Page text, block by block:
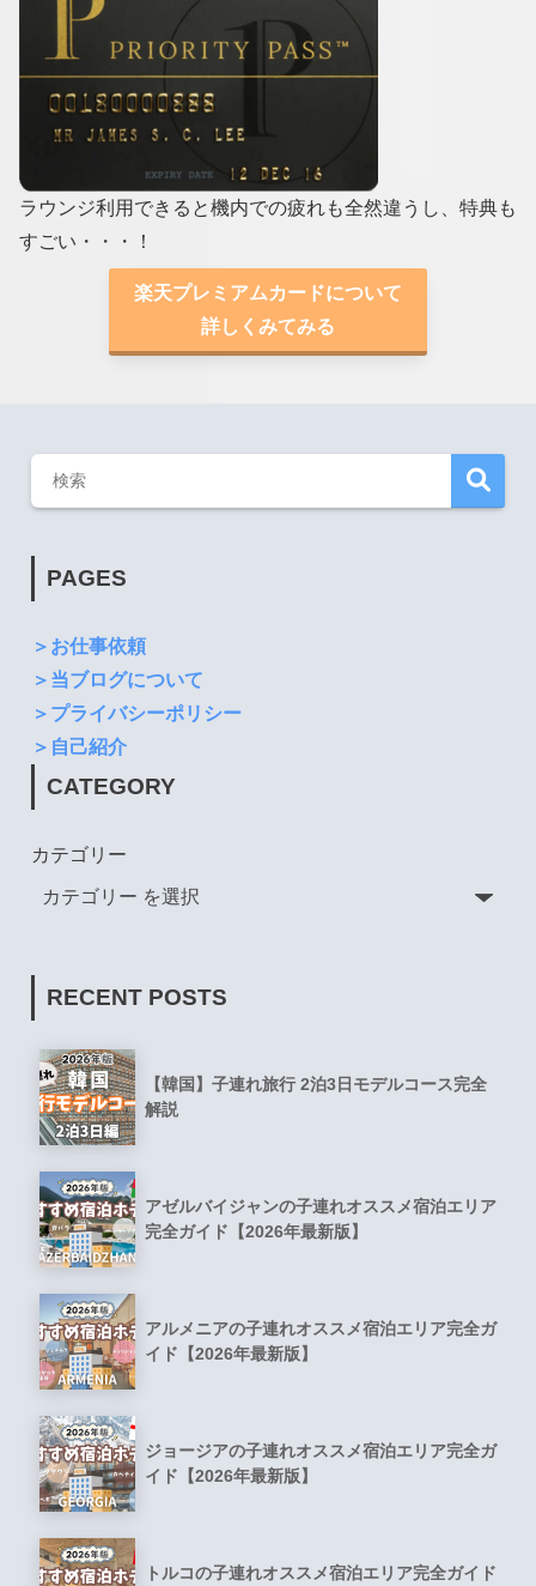
ラウンジ利用できると機内での疲れも全然違うし、特典も
すごい・・・！
楽天プレミアムカードについて
詳しくみてみる
PAGES
＞お仕事依頼
＞当ブログについて
＞プライバシーポリシー
＞自己紹介
CATEGORY
カテゴリー
RECENT POSTS
【韓国】子連れ旅行 2泊3日モデルコース完全
解説
アゼルバイジャンの子連れオススメ宿泊エリア
完全ガイド【2026年最新版】
アルメニアの子連れオススメ宿泊エリア完全ガ
イド【2026年最新版】
ジョージアの子連れオススメ宿泊エリア完全ガ
イド【2026年最新版】
トルコの子連れオススメ宿泊エリア完全ガイド